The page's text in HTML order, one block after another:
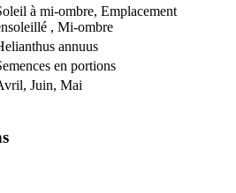
à mi-ombre, Emplacement
, Mi-ombre
annuus
en portions
Juin, Mai